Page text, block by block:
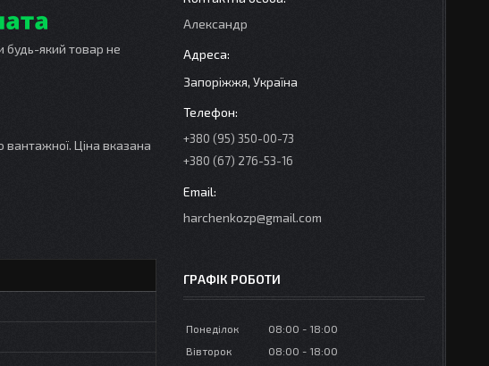
будь-який товар не
вантажної. Ціна вказана
Александр
Запоріжжя, Україна
+380 (95) 350-00-73
+380 (67) 276-53-16
harchenkozp@gmail.com
ГРАФІК РОБОТИ
Понеділок 08:00
18:00
Вівторок
08:00
18:00